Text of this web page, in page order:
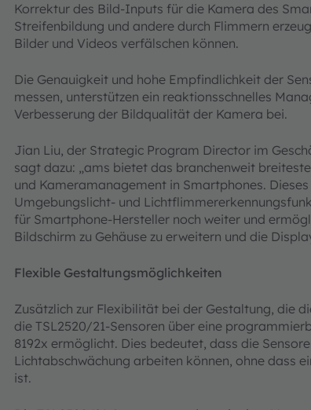
Korrektur des Bild-Inputs für die Kamera des
Streifenbildung und andere durch Flimmern
Bilder und Videos verfälschen können.
Die Genauigkeit und hohe Empfindlichkeit der
messen, unterstützen ein reaktionsschnelles
Verbesserung der Bildqualität der Kamera bei.
Jian Liu, der Strategic Program Director im
sagt dazu: „ams bietet das branchenweit
und Kameramanagement in Smartphones.
Umgebungslicht- und
für Smartphone-Hersteller noch weiter und
Bildschirm zu Gehäuse zu erweitern und die
Flexible Gestaltungsmöglichkeiten
Zusätzlich zur Flexibilität bei der Gestaltung, die
die TSL2520/21-Sensoren über eine
8192x ermöglicht. Dies bedeutet, dass die
Lichtabschwächung arbeiten können, ohne dass
ist.